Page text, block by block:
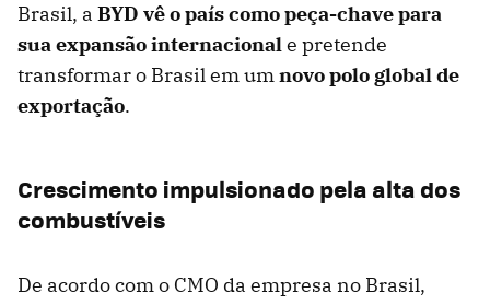
Brasil, a BYD vê o país como peça-chave para
sua expansão internacionale pretende
transformar o Brasil em umnovo polo global de
exportação.
Crescimento impulsionado pela alta dos
combustíveis
De acordo com o CMO da empresa no Brasil,